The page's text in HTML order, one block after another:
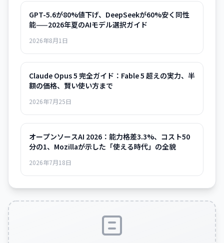
GPT-5.6が80%値下げ、DeepSeekが60%安く同性
能——2026年夏のAIモデル選択ガイド
2026年8月1日
Claude Opus 5 完全ガイド：Fable 5 超えの実力、半
額の価格、賢い使い方まで
2026年7月25日
オープンソースAI 2026：能力格差3.3%、コスト50
分の1、Mozillaが示した「使える時代」の全貌
2026年7月18日